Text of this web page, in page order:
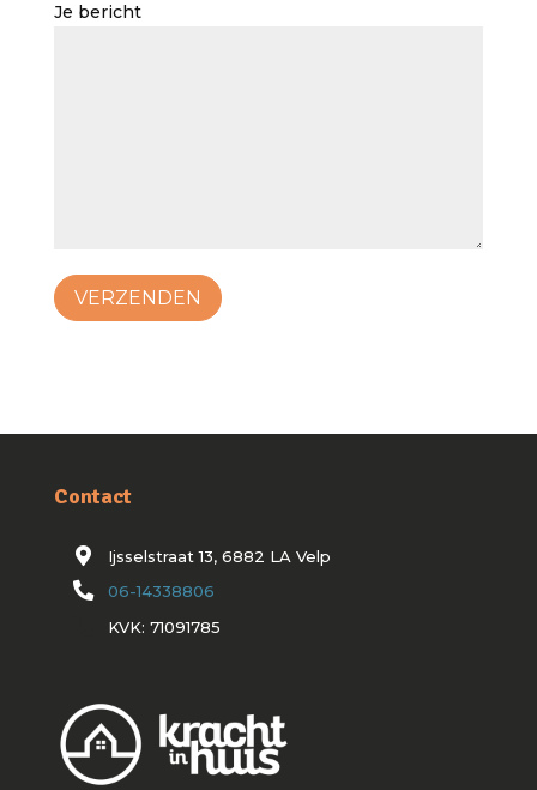
Je bericht
Contact
Ijsselstraat 13, 6882 LA Velp
06-14338806
KVK: 71091785